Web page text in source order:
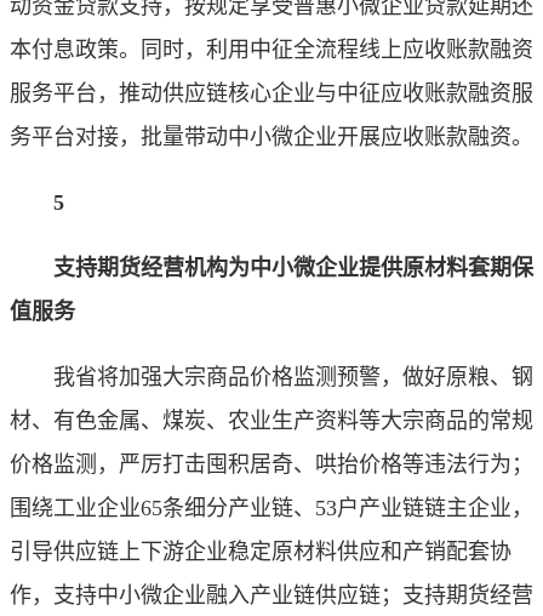
动资金贷款支持，按规定享受普惠小微企业贷款延期还
本付息政策。同时，利用中征全流程线上应收账款融资
服务平台，推动供应链核心企业与中征应收账款融资服
务平台对接，批量带动中小微企业开展应收账款融资。
5
支持期货经营机构为中小微企业提供原材料套期保
值服务
我省将加强大宗商品价格监测预警，做好原粮、钢
材、有色金属、煤炭、农业生产资料等大宗商品的常规
价格监测，严厉打击囤积居奇、哄抬价格等违法行为；
围绕工业企业65条细分产业链、53户产业链链主企业，
引导供应链上下游企业稳定原材料供应和产销配套协
作，支持中小微企业融入产业链供应链；支持期货经营